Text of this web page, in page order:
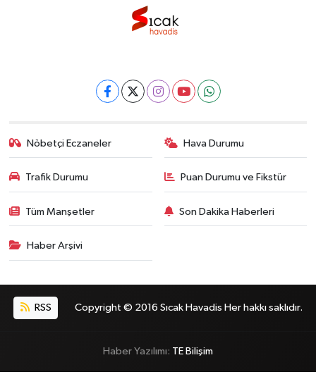
Nöbetçi Eczaneler Hava Durumu
Trafik Durumu Puan Durumu ve Fikstür
Tüm Manşetler Son Dakika Haberleri
Haber Arşivi
RSS Copyright © 2016 Sıcak Havadis Her hakkı saklıdır.
Haber Yazılımı: TE Bilişim